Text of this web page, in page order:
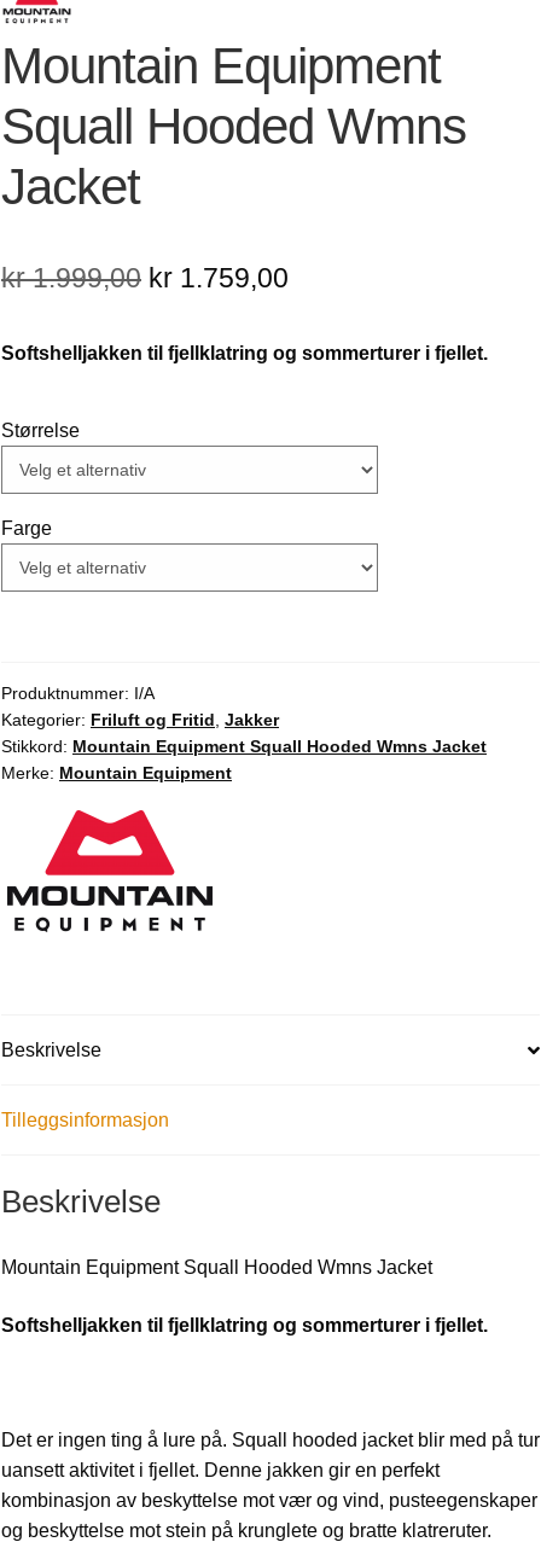
Mountain Equipment
Squall Hooded Wmns
Jacket
kr1.999,00 Opprinnelig
var:
kr 1.759,00
er:
Softshelljakken til fjellklatring og sommerturer i fjellet.
Størrelse
Farge
Produktnummer: I/A
Kategorier: Friluft og Fritid Jakker
Stikkord: Mountain Equipment Squall Hooded Wmns Jacket
Merke: Mountain Equipment
Beskrivelse
Tilleggsinformasjon
Beskrivelse
Mountain Equipment Squall Hooded Wmns Jacket
Softshelljakken til fjellklatring og sommerturer i fjellet.
Det er ingen ting å lure på. Squall hooded jacket blir med på tur
uansett aktivitet i fjellet. Denne jakken gir en perfekt
kombinasjon av beskyttelse mot vær og vind, pusteegenskaper
og beskyttelse mot stein på krunglete og bratte klatreruter.